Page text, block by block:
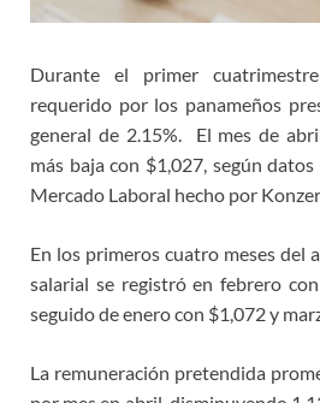
Durante el primer
requerido por los panameños
general de 2.15%. El mes de
más baja con $1,027, según
Mercado Laboral hecho por
En los primeros cuatro meses del
salarial se registró en febrero
seguido de enero con $1,072 y
La remuneración pretendida